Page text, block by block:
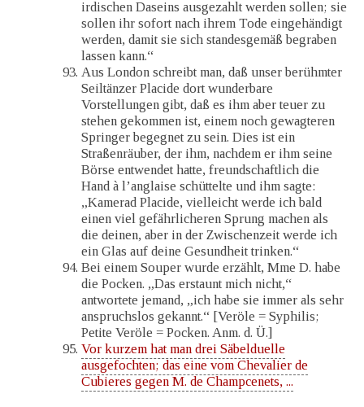
irdischen Daseins ausgezahlt werden sollen; sie
sollen ihr sofort nach ihrem Tode eingehändigt
werden, damit sie sich standesgemäß begraben
lassen kann.“
Aus London schreibt man, daß unser berühmter
Seiltänzer Placide dort wunderbare
Vorstellungen gibt, daß es ihm aber teuer zu
stehen gekommen ist, einem noch gewagteren
Springer begegnet zu sein. Dies ist ein
Straßenräuber, der ihm, nachdem er ihm seine
Börse entwendet hatte, freundschaftlich die
Hand à l’anglaise schüttelte und ihm sagte:
„Kamerad Placide, vielleicht werde ich bald
einen viel gefährlicheren Sprung machen als
die deinen, aber in der Zwischenzeit werde ich
ein Glas auf deine Gesundheit trinken.“
Bei einem Souper wurde erzählt, Mme D. habe
die Pocken. „Das erstaunt mich nicht,“
antwortete jemand, „ich habe sie immer als sehr
anspruchslos gekannt.“ [Veröle = Syphilis;
Petite Veröle = Pocken. Anm. d. Ü.]
Vor kurzem hat man drei Säbelduelle
ausgefochten; das eine vom Chevalier de
Cubieres gegen M. de Champcenets, ...